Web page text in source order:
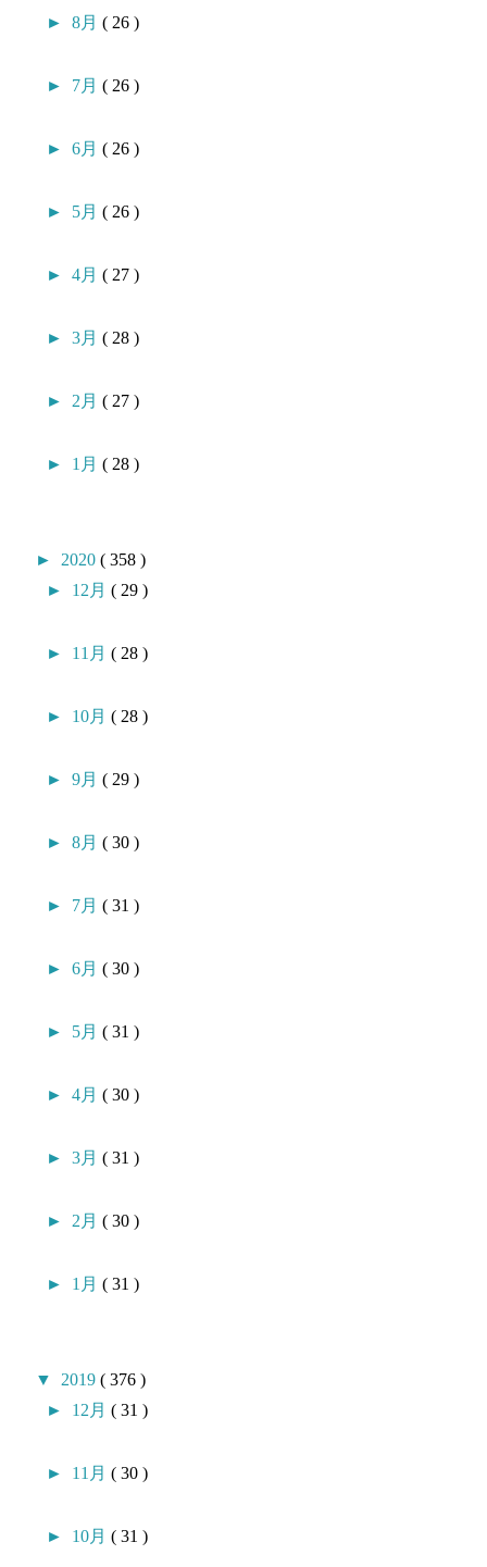
►8月( 26 )
► 7月( 26 )
►6月( 26 )
► 5月( 26 )
►4月( 27 )
►3月( 28 )
► 2月( 27 )
► 1月( 28 )
► 2020( 358 )
► 12月( 29 )
► 11月( 28 )
► 10月( 28 )
►9月( 29 )
►8月( 30 )
► 7月( 31 )
►6月( 30 )
► 5月( 31 )
►4月( 30 )
►3月( 31 )
► 2月( 30 )
► 1月( 31 )
▼ 2019( 376 )
► 12月( 31 )
► 11月( 30 )
► 10月( 31 )